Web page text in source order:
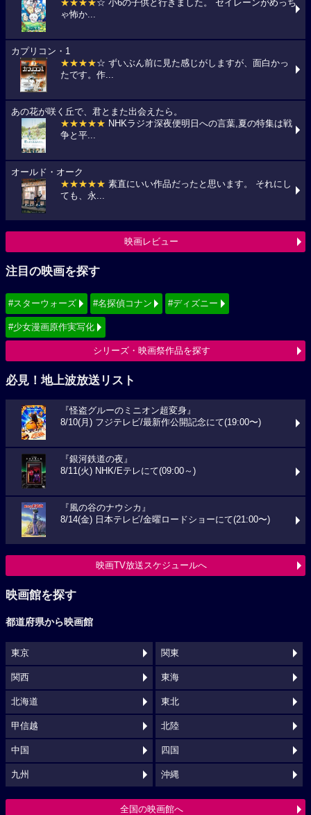
★★★★☆ 小6の子供と行きました。 セイレーンがめっち
ゃ怖か...
カプリコン・1
★★★★☆ ずいぶん前に見た感じがしますが、面白かっ
たです。作...
あの花が咲く丘で、君とまた出会えたら。
★★★★★ NHKラジオ深夜便明日への言葉,夏の特集は戦
争と平...
オールド・オーク
★★★★★ 素直にいい作品だったと思います。 それにし
ても、永...
映画レビュー
注目の映画を探す
#スターウォーズ #名探偵コナン #ディズニー
#少女漫画原作実写化
シリーズ・映画祭作品を探す
必見！地上波放送リスト
『怪盗グルーのミニオン超変身』
8/10(月) フジテレビ/最新作公開記念にて(19:00〜)
『銀河鉄道の夜』
8/11(火) NHK/Eテレにて(09:00～)
『風の谷のナウシカ』
8/14(金) 日本テレビ/金曜ロードショーにて(21:00〜)
映画TV放送スケジュールへ
映画館を探す
都道府県から映画館
東京 関東
関西 東海
北海道 東北
甲信越 北陸
中国 四国
九州 沖縄
全国の映画館へ